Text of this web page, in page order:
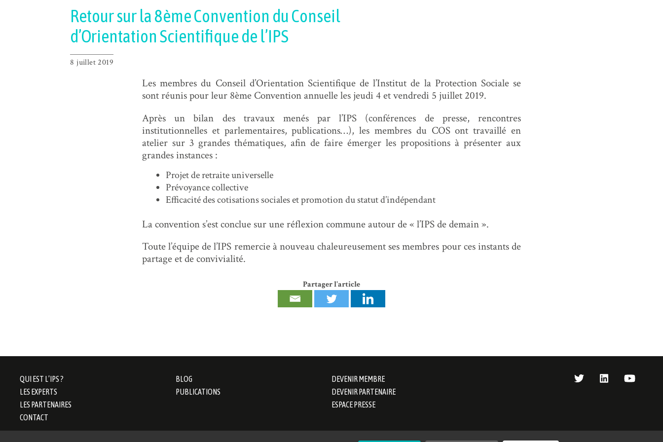
Retour sur la 8ème Convention du Conseil
d’Orientation Scientifique de l’IPS
8 juillet 2019
Les membres du Conseil d’Orientation Scientifique de l’Institut de la Protection Sociale se
sont réunis pour leur 8ème Convention annuelle les jeudi 4 et vendredi 5 juillet 2019.
Après un bilan des travaux menés par l’IPS (conférences de presse, rencontres
institutionnelles et parlementaires, publications…), les membres du COS ont travaillé en
atelier sur 3 grandes thématiques, afin de faire émerger les propositions à présenter aux
grandes instances :
Projet de retraite universelle
Prévoyance collective
Efficacité des cotisations sociales et promotion du statut d’indépendant
La convention s’est conclue sur une réflexion commune autour de « l’IPS de demain ».
Toute l’équipe de l’IPS remercie à nouveau chaleureusement ses membres pour ces instants de
partage et de convivialité.
Partager l'article
QUI EST L’IPS ?
LES EXPERTS
LES PARTENAIRES
CONTACT
BLOG
PUBLICATIONS
DEVENIR MEMBRE
DEVENIR PARTENAIRE
ESPACE PRESSE